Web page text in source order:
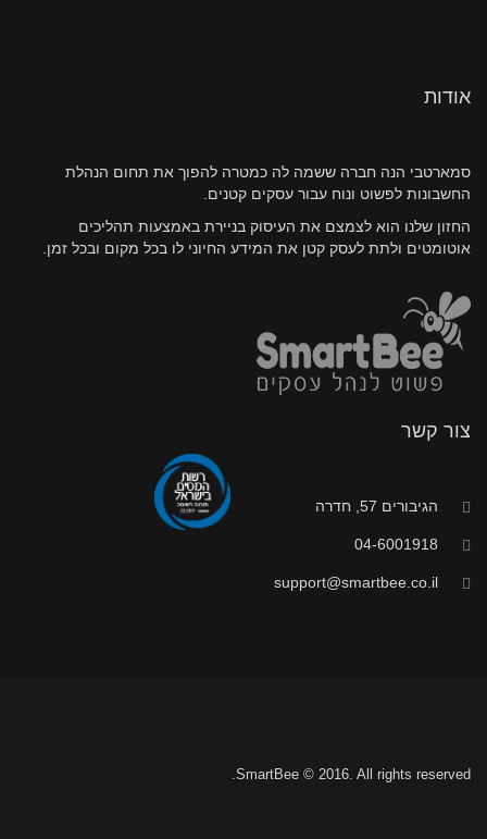
אודות
סמארטבי הנה חברה ששמה לה כמטרה להפוך את תחום הנהלת
החשבונות לפשוט ונוח עבור עסקים קטנים.
החזון שלנו הוא לצמצם את העיסוק בניירת באמצעות תהליכים
אוטומטים ולתת לעסק קטן את המידע החיוני לו בכל מקום ובכל זמן.
צור קשר
הגיבורים 57, חדרה
04-6001918
support@smartbee.co.il
SmartBee © 2016. All rights reserved.